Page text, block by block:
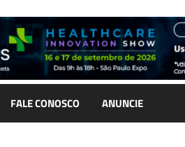
FALE CONOSCO ANUNCIE